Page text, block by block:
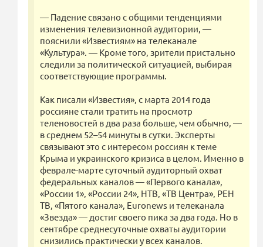
— Падение связано с общими тенденциями
изменения телевизионной аудитории, —
пояснили «Известиям» на телеканале
«Культура». — Кроме того, зрители пристально
следили за политической ситуацией, выбирая
соответствующие программы.
Как писали «Известия», с марта 2014 года
россияне стали тратить на просмотр
теленовостей в два раза больше, чем обычно, —
в среднем 52–54 минуты в сутки. Эксперты
связывают это с интересом россиян к теме
Крыма и украинского кризиса в целом. Именно в
феврале-марте суточный аудиторный охват
федеральных каналов — «Первого канала»,
«России 1», «России 24», НТВ, «ТВ Центра», РЕН
ТВ, «Пятого канала», Euronews и телеканала
«Звезда» — достиг своего пика за два года. Но в
сентябре среднесуточные охваты аудитории
снизились практически у всех каналов.